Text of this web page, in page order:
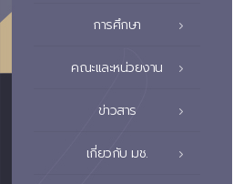
การศึกษา
คณะและหน่วยงาน
ข่าวสาร
เกี่ยวกับ มช.